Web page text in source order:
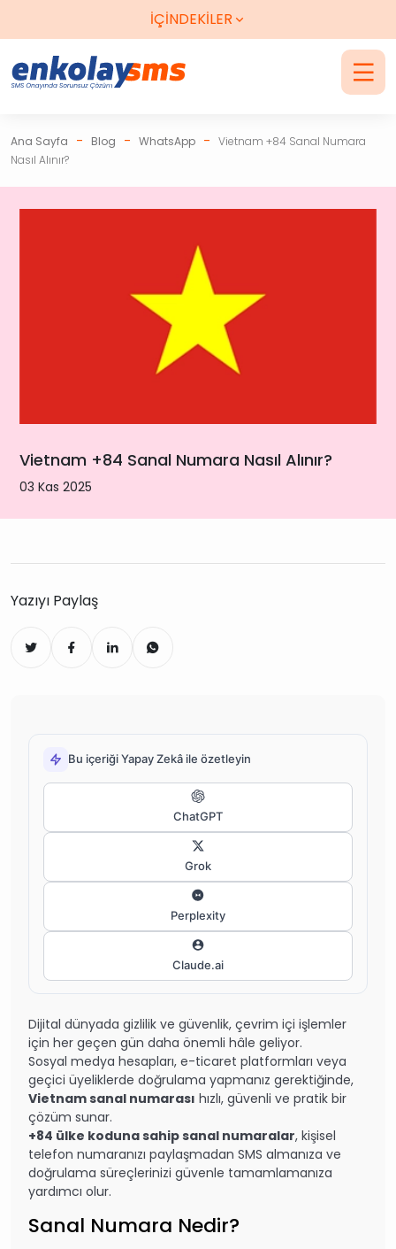
Paranız İade
Ana Sayfa - Blog - WhatsApp - Vietnam +84 Sanal Numara
Nasıl Alınır?
Vietnam +84 Sanal Numara Nasıl Alınır?
03 Kas 2025
İÇİNDEKİLER
Yazıyı Paylaş
Bu içeriği Yapay Zekâ ile özetleyin
ChatGPT
Grok
Perplexity
Claude.ai
Dijital dünyada gizlilik ve güvenlik, çevrim içi işlemler
için her geçen gün daha önemli hâle geliyor.
Sosyal medya hesapları, e-ticaret platformları veya
geçici üyeliklerde doğrulama yapmanız gerektiğinde,
Vietnam sanal numarası hızlı, güvenli ve pratik bir
çözüm sunar.
+84 ülke koduna sahip sanal numaralar, kişisel
telefon numaranızı paylaşmadan SMS almanıza ve
doğrulama süreçlerinizi güvenle tamamlamanıza
yardımcı olur.
Sanal Numara Nedir?